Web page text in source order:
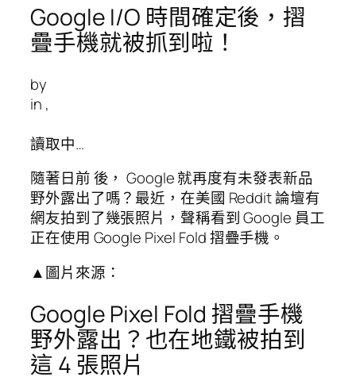
Google I/O 時間確定後，摺
疊手機就被抓到啦！
by
in ,
讀取中…
隨著日前 後， Google 就再度有未發表新品
野外露出了嗎？最近，在美國 Reddit 論壇有
網友拍到了幾張照片，聲稱看到 Google 員工
正在使用 Google Pixel Fold 摺疊手機。
▲圖片來源：
Google Pixel Fold 摺疊手機
野外露出？也在地鐵被拍到
這 4 張照片